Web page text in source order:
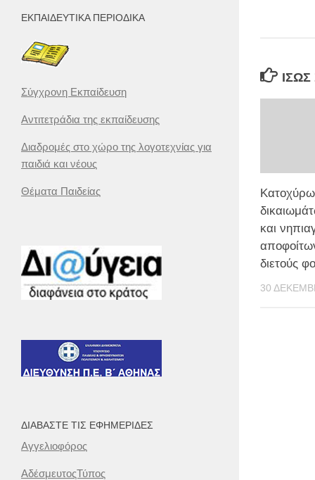
και
διετούς
30
ΕΚΠΑΙΔΕΥΤΙΚΆ ΠΕΡΙΟΔΙΚΆ
Σύγχρονη Εκπαίδευση
Αντιτετράδια της εκπαίδευσης
Διαδρομές στο χώρο της λογοτεχνίας για
παιδιά και νέους
Θέματα Παιδείας
ΔΙΑΒΆΣΤΕ ΤΙΣ ΕΦΗΜΕΡΊΔΕΣ
Αγγελιοφόρος
ΑδέσμευτοςΤύπος